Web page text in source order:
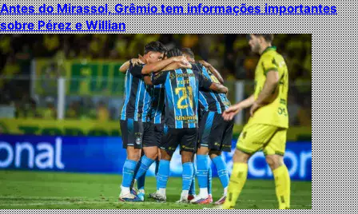
Antes do Mirassol, Grêmio tem informações importantes
sobre Pérez e Willian